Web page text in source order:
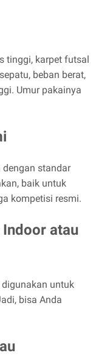
tinggi, karpet futsal
beban berat,
Umur pakainya
standar
baik untuk
kompetisi resmi.
Indoor atau
untuk
bisa Anda